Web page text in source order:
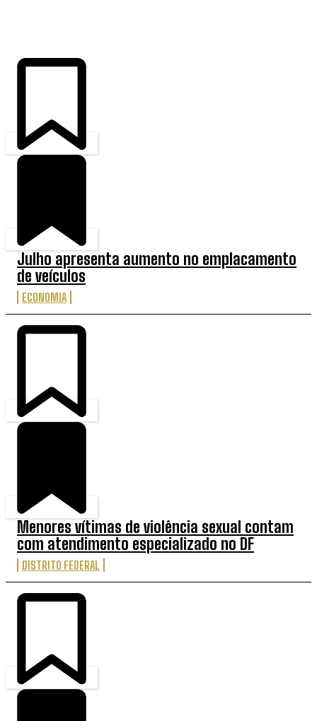
Julho apresenta aumento no emplacamento
de veículos
ECONOMIA
Menores vítimas de violência sexual contam
com atendimento especializado no DF
DISTRITO FEDERAL